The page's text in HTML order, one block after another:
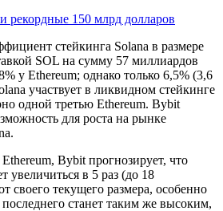
рекордные 150 млрд долларов
стейкинга Solana в размере
SOL на сумму 57 миллиардов
у Ethereum; однако только 6,5% (3,6
участвует в ликвидном стейкинге
одной третью Ethereum. Bybit
для роста на рынке
Bybit прогнозирует, что
увеличиться в 5 раз (до 18
своего текущего размера, особенно
станет таким же высоким,